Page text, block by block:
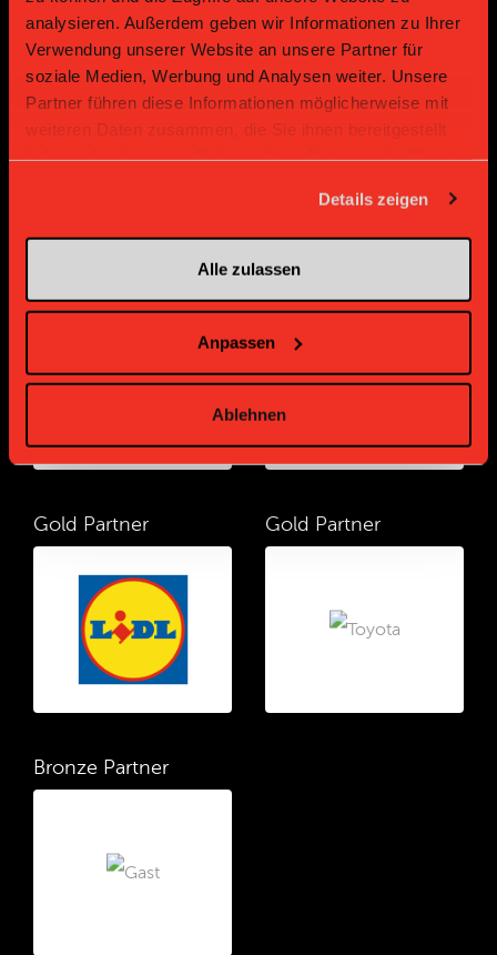
analysieren. Außerdem geben wir Informationen zu Ihrer
Verwendung unserer Website an unsere Partner für
soziale Medien, Werbung und Analysen weiter. Unsere
Partner führen diese Informationen möglicherweise mit
weiteren Daten zusammen, die Sie ihnen bereitgestellt
Details zeigen
Alle zulassen
Anpassen
Ablehnen
Platin Partner
Gold Partner
Gold Partner Gold Partner
Bronze Partner